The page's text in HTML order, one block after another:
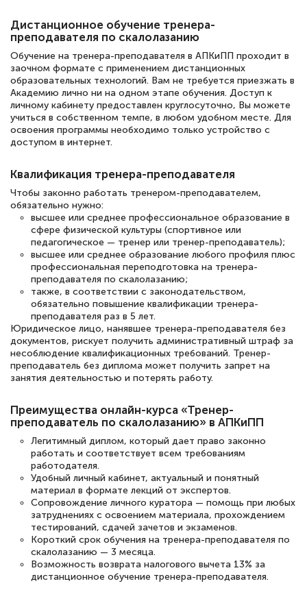
Спасибо большое Академии! Грамотное,
вежливое сопровождение! Всё чётко и
понятно! Проходила повышение
квалификации. Ещё раз - СПАСИБО!
Знаток города 5 уровня
11 марта 2026
Всем добрый день! Я прошла курс
повышени каалификации по
специальности «Тренер-преподаватель
по тяжелой атлетике»! Хочется
подчеркуть, что при обращении
оперативно связались со мной
специалисты, ответили на все
интересующие вопросы и в течении
двух…
Светлана К
Знаток города 7 уровня
10 марта 2026
Оставила заявку на обучение онлайн, мне
быстро ответили, разъяснили все детали.
Обучение понравилось: огромное
количество тематической литературы,
Дистанционное обучение тренера-
преподавателя по скалолазанию
Обучение на тренера-преподавателя в АПКиПП проходит в
заочном формате с применением дистанционных
образовательных технологий. Вам не требуется приезжать в
Академию лично ни на одном этапе обучения. Доступ к
личному кабинету предоставлен круглосуточно, Вы можете
учиться в собственном темпе, в любом удобном месте. Для
освоения программы необходимо только устройство с
доступом в интернет.
Квалификация тренера-преподавателя
Чтобы законно работать тренером-преподавателем,
обязательно нужно:
высшее или среднее профессиональное образование в
сфере физической культуры (спортивное или
педагогическое — тренер или тренер-преподаватель);
высшее или среднее образование любого профиля плюс
профессиональная переподготовка на тренера-
преподавателя по скалолазанию;
также, в соответствии с законодательством,
обязательно повышение квалификации тренера-
преподавателя раз в 5 лет.
Юридическое лицо, нанявшее тренера-преподавателя без
документов, рискует получить административный штраф за
несоблюдение квалификационных требований. Тренер-
преподаватель без диплома может получить запрет на
занятия деятельностью и потерять работу.
Преимущества онлайн-курса «Тренер-
преподаватель по скалолазанию» в АПКиПП
Легитимный диплом, который дает право законно
работать и соответствует всем требованиям
работодателя.
Удобный личный кабинет, актуальный и понятный
материал в формате лекций от экспертов.
Сопровождение личного куратора — помощь при любых
затруднениях с освоением материала, прохождением
тестирований, сдачей зачетов и экзаменов.
Короткий срок обучения на тренера-преподавателя по
скалолазанию — 3 месяца.
Возможность возврата налогового вычета 13% за
дистанционное обучение тренера-преподавателя.